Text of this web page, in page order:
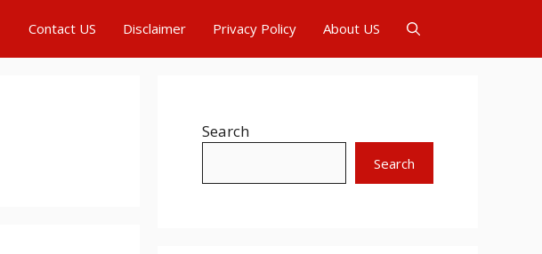
Contact US Disclaimer Privacy Policy About US
Search
Search